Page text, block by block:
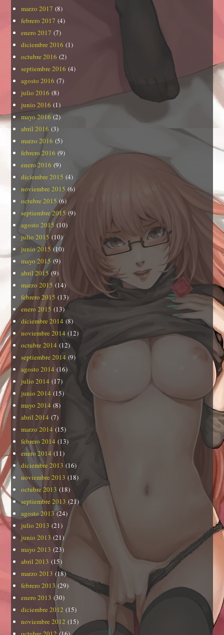
marzo 2017 (8)
febrero 2017 (4)
enero 2017 (7)
diciembre 2016 (1)
octubre 2016 (2)
septiembre 2016 (4)
agosto 2016 (7)
julio 2016 (8)
junio 2016 (1)
mayo 2016 (2)
abril 2016 (3)
marzo 2016 (5)
febrero 2016 (9)
enero 2016 (9)
diciembre 2015 (4)
noviembre 2015 (6)
octubre 2015 (6)
septiembre 2015 (9)
agosto 2015 (10)
julio 2015 (10)
junio 2015 (10)
mayo 2015 (9)
abril 2015 (9)
marzo 2015 (14)
febrero 2015 (13)
enero 2015 (13)
diciembre 2014 (8)
noviembre 2014 (12)
octubre 2014 (12)
septiembre 2014 (9)
agosto 2014 (16)
julio 2014 (17)
junio 2014 (15)
mayo 2014 (8)
abril 2014 (7)
marzo 2014 (15)
febrero 2014 (13)
enero 2014 (11)
diciembre 2013 (16)
noviembre 2013 (18)
octubre 2013 (18)
septiembre 2013 (21)
agosto 2013(24)
julio 2013 (21)
junio 2013 (21)
mayo 2013 (23)
abril 2013 (15)
marzo 2013 (18)
febrero 2013(29)
enero 2013 (30)
diciembre 2012 (15)
noviembre 2012 (15)